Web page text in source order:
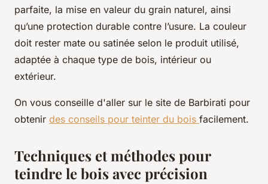
parfaite, la mise en valeur du grain naturel, ainsi
qu’une protection durable contre l’usure. La couleur
doit rester mate ou satinée selon le produit utilisé,
adaptée à chaque type de bois, intérieur ou
extérieur.
On vous conseille d'aller sur le site de Barbirati pour
obtenir des conseils pour teinter du bois facilement.
Techniques et méthodes pour
teindre le bois avec précision